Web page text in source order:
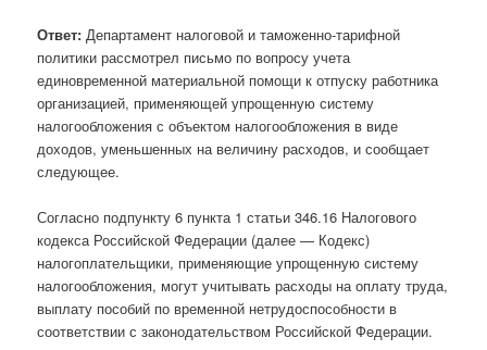
Ответ: Департамент налоговой и таможенно-тарифной
политики рассмотрел письмо по вопросу учета
единовременной материальной помощи к отпуску работника
организацией, применяющей упрощенную систему
налогообложения с объектом налогообложения в виде
доходов, уменьшенных на величину расходов, и сообщает
следующее.
Согласно подпункту 6 пункта 1 статьи 346.16 Налогового
кодекса Российской Федерации (далее — Кодекс)
налогоплательщики, применяющие упрощенную систему
налогообложения, могут учитывать расходы на оплату труда,
выплату пособий по временной нетрудоспособности в
соответствии с законодательством Российской Федерации.